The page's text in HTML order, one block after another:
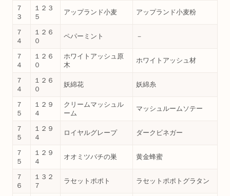
７
３
１２３
５
アップランド小麦 アップランド小麦粉
７
４
１２６
０
ペパーミント －
７
４
１２６
０
ホワイトアッシュ原
木
ホワイトアッシュ材
７
４
１２６
０
妖綿花 妖綿糸
７
５
１２９
４
クリームマッシュル
ーム
マッシュルームソテー
７
５
１２９
４
ロイヤルグレープ ダークビネガー
７
５
１２９
４
オオミツバチの巣 黄金蜂蜜
７
６
１３２
７
ラセットポポト ラセットポポトグラタン